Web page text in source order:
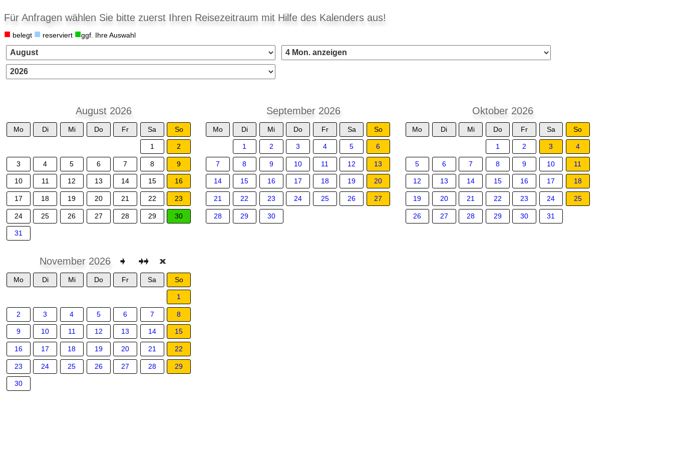
Für Anfragen wählen Sie bitte zuerst Ihren Reisezeitraum mit Hilfe des Kalenders aus!
■ belegt ■ reserviert ■ggf. Ihre Auswahl
August 2026
Mo Di Mi Do Fr Sa So
1 2
3 4 5 6 7 8 9
10 11 12 13 14 15 16
17 18 19 20 21 22 23
24 25 26 27 28 29 30
31
September 2026
Mo Di Mi Do Fr Sa So
1 2 3 4 5 6
7 8 9 10 11 12 13
14 15 16 17 18 19 20
21 22 23 24 25 26 27
28 29 30
Oktober 2026
Mo Di Mi Do Fr Sa So
1 2 3 4
5 6 7 8 9 10 11
12 13 14 15 16 17 18
19 20 21 22 23 24 25
26 27 28 29 30 31
November 2026
Mo Di Mi Do Fr Sa So
1
2 3 4 5 6 7 8
9 10 11 12 13 14 15
16 17 18 19 20 21 22
23 24 25 26 27 28 29
30